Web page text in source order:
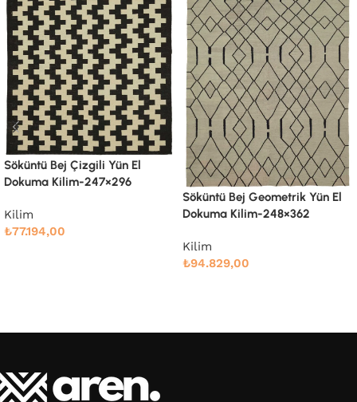
Dokuma Kilim-248×362
Söküntü Bej Modern Dizayn
Yün El Dokuma Kilim-238×305
₺76.666,00
Devamını oku